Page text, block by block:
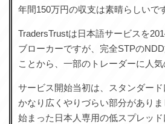
年間150万円の収支は素晴らしいで
TradersTrustは日本語サービスを
ブローカーですが、完全STPの
ことから、一部のトレーダーに人気
サービス開始当初は、スタンダー
かなり広くやりづらい部分があり
始まった日本人専用の低スプレッ